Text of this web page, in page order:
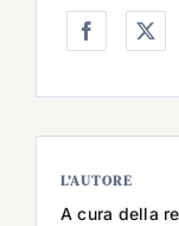
L’AUTORE
A cura della